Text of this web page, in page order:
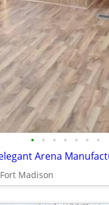
• • • • • • •
Fort Madison